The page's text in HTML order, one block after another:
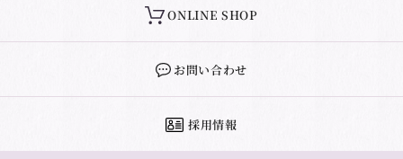
ONLINE SHOP
お問い合わせ
採用情報